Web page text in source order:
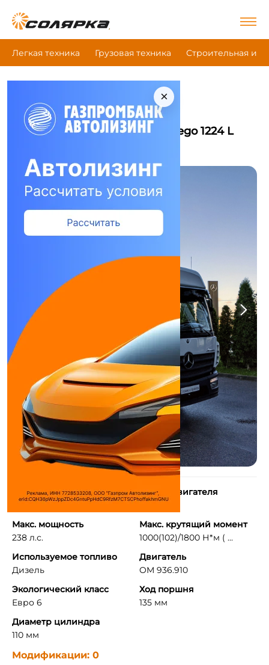
Легкая техника Грузовая техника Строительная и
×
Главная |
Mercedes-Benz Atego 1224 L
Фургон Mercedes-Benz Atego 1224 L
Количество цилиндров
Объем двигателя
7698 см³
Макс. мощность
238 л.с.
Макс. крутящий момент
1000(102)/1800 Н*м ( ...
Используемое топливо
Дизель
Двигатель
OM 936.910
Экологический класс
Евро 6
Ход поршня
135 мм
Диаметр цилиндра
110 мм
Модификации: 0